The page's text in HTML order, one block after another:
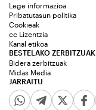
JARRAITU
Lege informazioa
Pribatutasun politika
Cookieak
cc Lizentzia
Kanal etikoa
BESTELAKO ZERBITZUAK
Bidera zerbitzuak
Midas Media